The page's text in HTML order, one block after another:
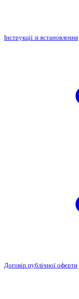
Інструкції зі встановлення
Договір публічної оферти